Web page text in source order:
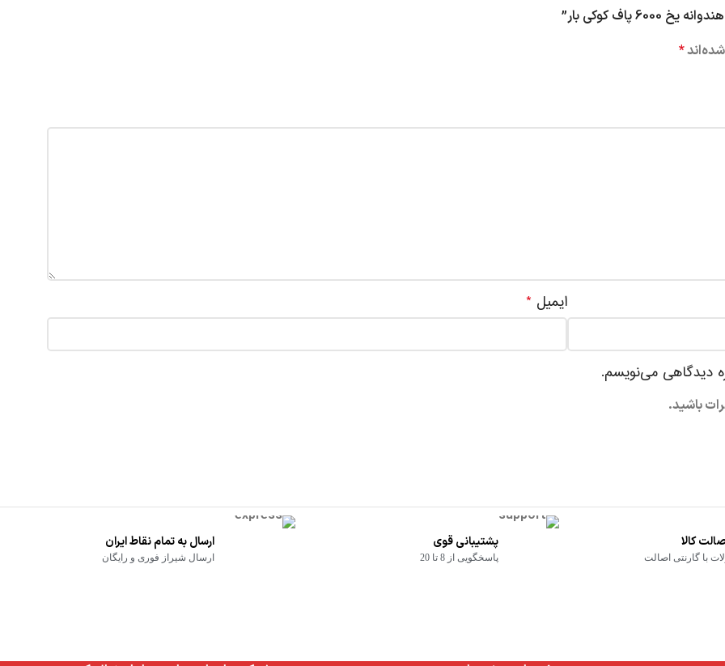
کوکی بار”
*
ایمیل *
دیدگاهی می‌نویسم.
باشید.
کالا
با گارنتی اصالت
پشتیبانی قوی
پاسخگویی از 8 تا 20
ارسال به تمام نقاط ایران
ارسال شیراز فوری و رایگان